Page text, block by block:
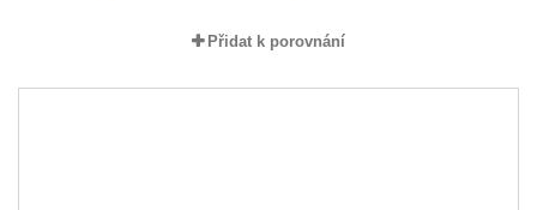
Přidat k porovnání